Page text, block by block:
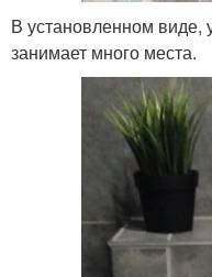
В установленном виде,
занимает много места.